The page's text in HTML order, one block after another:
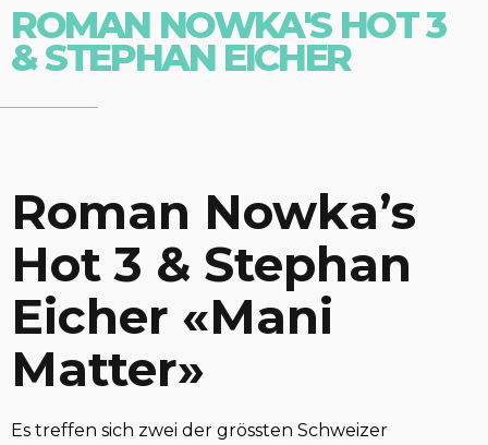
ROMAN NOWKA'S HOT 3
& STEPHAN EICHER
Roman Nowka’s
Hot 3 & Stephan
Eicher «Mani
Matter»
Es treffen sich zwei der grössten Schweizer